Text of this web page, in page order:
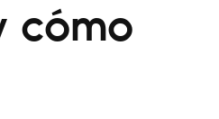
cómo